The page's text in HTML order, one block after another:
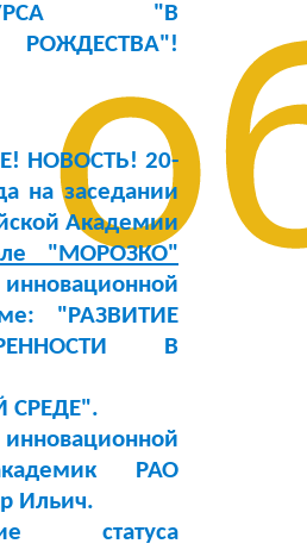
"В
НОВОСТЬ! 20-
на заседании
Академии
"МОРОЗКО"
"РАЗВИТИЕ
В
СРЕДЕ".
РАО
Ильич.
статуса